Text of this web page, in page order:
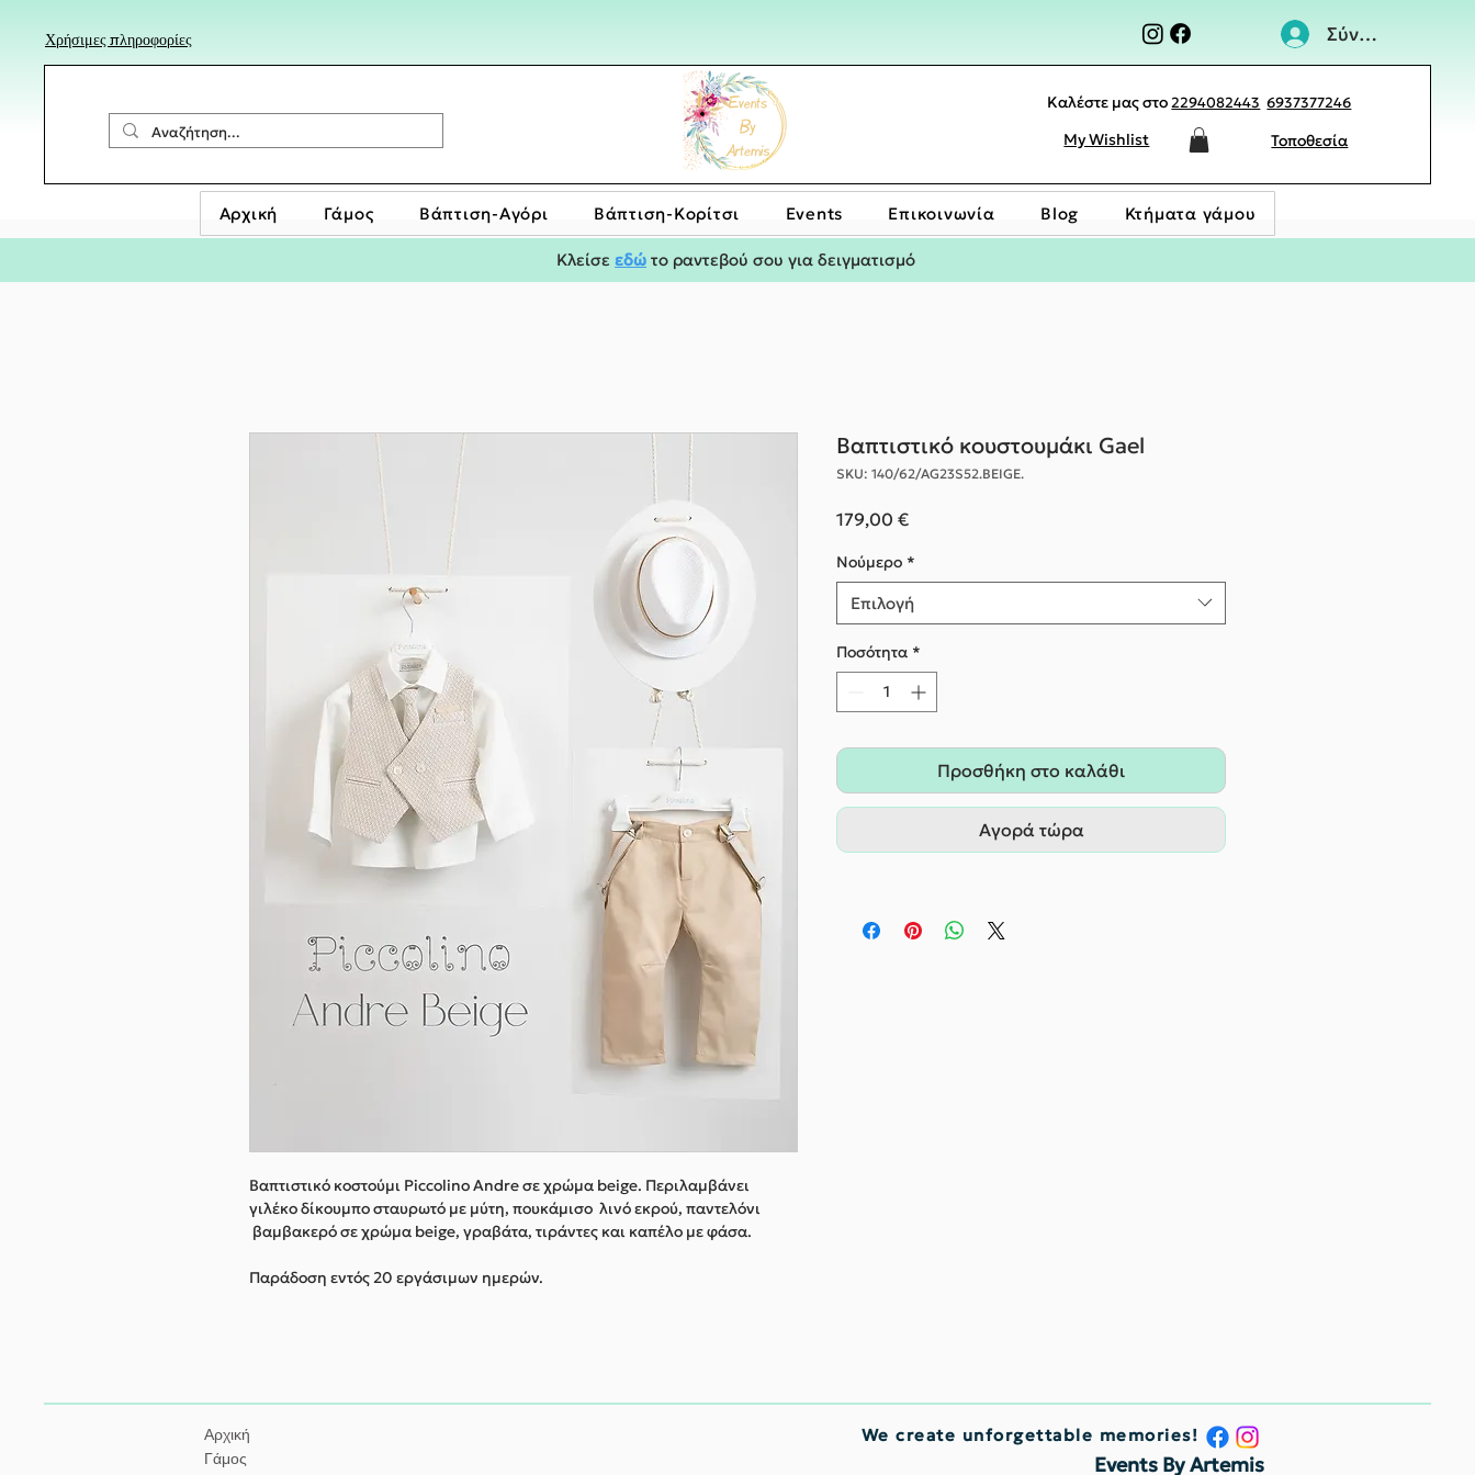
Χρήσιμες πληροφορίες Σύνδεση
Καλέστε μας στο2294082443 6937377246
My Wishlist Τοποθεσία
Αρχική Γάμος Βάπτιση-Αγόρι Bάπτιση-Κορίτσι Events Επικοινωνία Blog Κτήματα γάμου
Κλείσε εδώ το ραντεβού σου για δειγματισμό
Βαπτιστικό κοστούμι Piccolino Andre σε χρώμα beige. Περιλαμβάνει
γιλέκο δίκουμπο σταυρωτό με μύτη, πουκάμισο λινό εκρού, παντελόνι
βαμβακερό σε χρώμα beige, γραβάτα, τιράντες και καπέλο με φάσα.
Παράδοση εντός 20 εργάσιμων ημερών.
Βαπτιστικό κουστουμάκι Gael
SKU: 140/62/AG23S52.BEIGE.
179,00 €Τιμή
Nούμερο *
Επιλογή
Ποσότητα *
Προσθήκη στο καλάθι
Αγορά τώρα
Αρχική
Γάμος
We create unforgettable memories!
Events By Artemis